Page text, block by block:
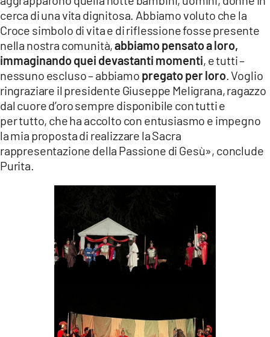
cerca di una vita dignitosa. Abbiamo voluto che la
Croce simbolo di vita e di riflessione fosse presente
nella nostra comunità,abbiamo pensato a loro,
immaginando quei devastanti momenti, e tutti –
nessuno escluso – abbiamo pregato per loro. Voglio
ringraziare il presidente Giuseppe Meligrana, ragazzo
dal cuore d’oro sempre disponibile con tutti e
per tutto, che ha accolto con entusiasmo e impegno
la mia proposta di realizzare la Sacra
rappresentazione della Passione di Gesù», conclude
Purita.